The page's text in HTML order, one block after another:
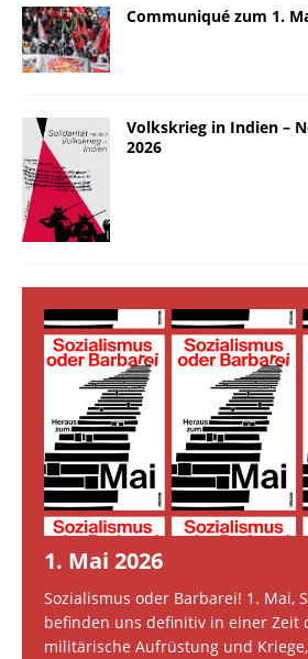
Communiqué zum 1.
Volkskrieg in Indien –
2026
1. Mai 2026
Sozialismus oder Barbarei! 1. Mai,
befinden uns definitiv in einer Zeit
militärische Aufrüstung und